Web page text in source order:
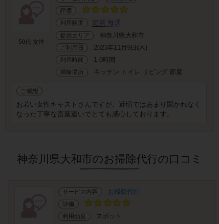
50代 女性
評価
利用頻度
定期 毎週
提供エリア 神奈川県大和市
ご利用日 2023年11月9日(木)
利用時間 1.0時間
掃除場所 キッチン トイレ リビング 部屋
ご感想
お若い女性キャストさんですが、近頃ではあまり聞かれなく
なった丁寧な言葉遣いでとても感心しております。
神奈川県大和市のお掃除代行の口コミ
サービス内容 お掃除代行
評価
利用頻度
スポット